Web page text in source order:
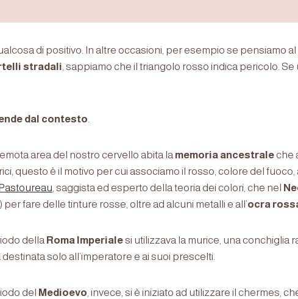
di positivo. In altre occasioni, per esempio se pensiamo
stradali, sappiamo che il triangolo rosso indica pericolo. Se
dal contesto.
area del nostro cervello abita la memoria ancestraleche
questo è il motivo per cui associamo il rosso, colore del
, saggista ed esperto della teoria dei colori, che nel
per fare delle tinture rosse, oltre ad alcuni metalli e all’ocra
della Roma Imperialesi utilizzava la murice, una conchiglia
solo all’imperatore e ai suoi prescelti.
del Medioevo, invece, si è iniziato ad utilizzare il chermes,